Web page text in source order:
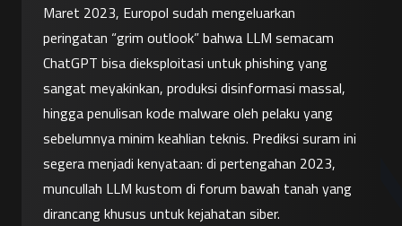
Maret 2023, Europol sudah mengeluarkan
peringatan “grim outlook” bahwa LLM semacam
ChatGPT bisa dieksploitasi untuk phishing yang
sangat meyakinkan, produksi disinformasi massal,
hingga penulisan kode malware oleh pelaku yang
sebelumnya minim keahlian teknis. Prediksi suram ini
segera menjadi kenyataan: di pertengahan 2023,
muncullah LLM kustom di forum bawah tanah yang
dirancang khusus untuk kejahatan siber.